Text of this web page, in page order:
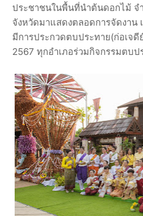
ประชาชนในพื้นที่นำต้นดอกไม้ จ
จังหวัดมาแสดงตลอดการจัดงา
มีการประกวดตบประทาย(ก่อเจ
2567 ทุกอำเภอร่วมกิจกรรมตบป